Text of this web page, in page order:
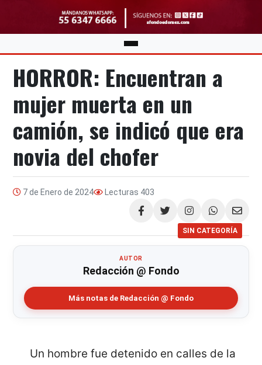
HORROR: Encuentran a
mujer muerta en un
camión, se indicó que era
novia del chofer
7 de Enero de 2024 Lecturas 403
Compartir
SIN CATEGORÍA
AUTOR
Redacción @ Fondo
Más notas de Redacción @ Fondo
Un hombre fue detenido en calles de la